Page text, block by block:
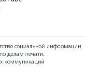
социальной информации
делам печати,
коммуникаций